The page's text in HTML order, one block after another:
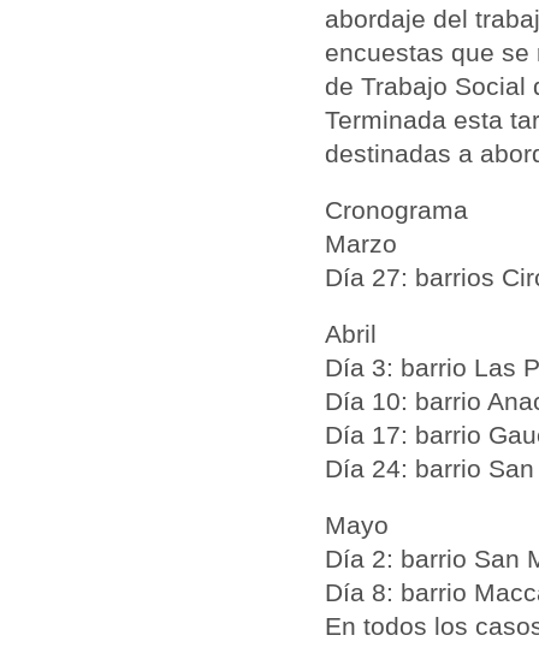
abordaje del
encuestas que
de Trabajo Social
Terminada esta
destinadas a
Cronograma
Marzo
Día 27: barrios
Abril
Día 3: barrio Las
Día 10: barrio
Día 17: barrio
Día 24: barrio
Mayo
Día 2: barrio San
Día 8: barrio
En todos los